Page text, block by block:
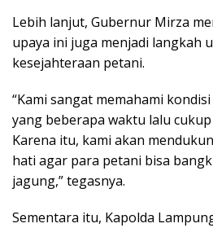
Lebih lanjut, Gubernur Mirza
upaya ini juga menjadi langkah
kesejahteraan petani.
“Kami sangat memahami
yang beberapa waktu lalu
Karena itu, kami akan
hati agar para petani bisa
jagung,” tegasnya.
Sementara itu, Kapolda